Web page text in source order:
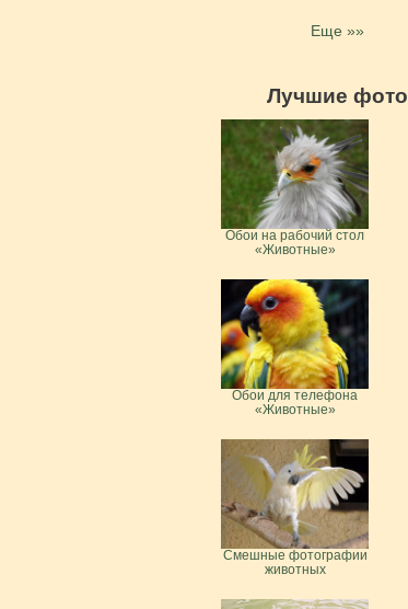
Еще »»
Лучшие фото
Обои на рабочий стол
«Животные»
Обои для телефона
«Животные»
Смешные фотографии
животных